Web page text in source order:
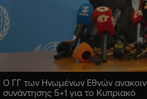
Ο ΓΓ των Ηνωμένων Εθνών
συνάντησης 5+1 για το Κυπριακό